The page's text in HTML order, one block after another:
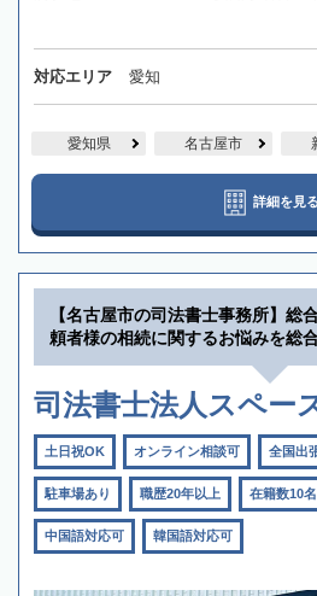
対応エリア 愛知
愛知県 名古屋市
詳細を見る
【名古屋市の司法書士事務所】総
頼者様の相続に関するお悩みを総
司法書士法人スペー
土日祝OK オンライン相談可 全国出
駐車場あり 職歴20年以上 在籍数10
中国語対応可 韓国語対応可